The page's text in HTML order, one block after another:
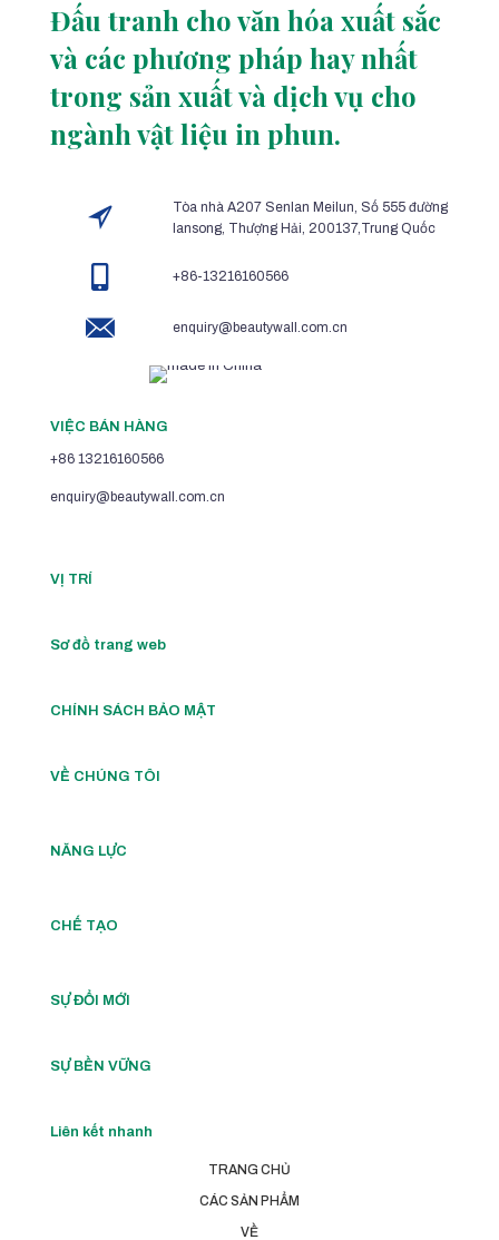
Đấu tranh cho văn hóa xuất sắc
và các phương pháp hay nhất
trong sản xuất và dịch vụ cho
ngành vật liệu in phun.
Tòa nhà A207 Senlan Meilun, Số 555 đường
lansong, Thượng Hải, 200137,Trung Quốc
+86-13216160566
enquiry@beautywall.com.cn
VIỆC BÁN HÀNG
+86 13216160566
enquiry@beautywall.com.cn
VỊ TRÍ
Sơ đồ trang web
CHÍNH SÁCH BẢO MẬT
VỀ CHÚNG TÔI
NĂNG LỰC
CHẾ TẠO
SỰ ĐỔI MỚI
SỰ BỀN VỮNG
Liên kết nhanh
TRANG CHỦ
CÁC SẢN PHẨM
VỀ